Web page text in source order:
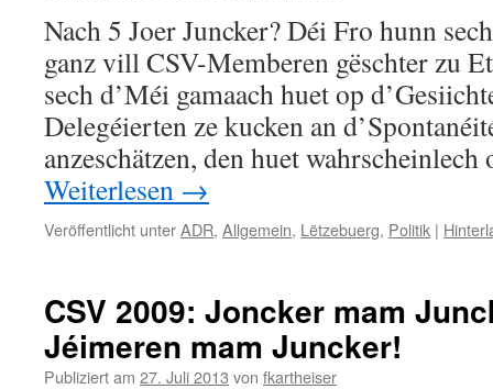
Nach 5 Joer Juncker? Déi Fro hunn
ganz vill CSV-Memberen gëschter zu
sech d’Méi gamaach huet op
Delegéierten ze kucken an
anzeschätzen, den huet
Weiterlesen →
Veröffentlicht unterADR, Allgemein, Lëtzebuerg, Politik |
CSV 2009: Joncker mam
Jéimeren mam Juncker!
Publiziert am 27. Juli 2013 von fkartheiser